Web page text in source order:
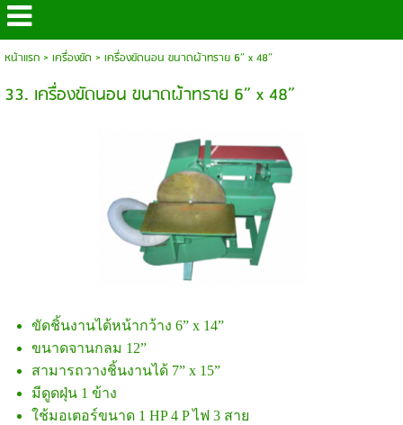
หน้าแรก> เครื่องขัด > เครื่องขัดนอน ขนาดผ้าทราย 6” x 48”
33. เครื่องขัดนอน ขนาดผ้าทราย 6” x 48”
ขัดชิ้นงานได้หน้ากว้าง 6” x 14”
ขนาดจานกลม 12”
สามารถวางชิ้นงานได้ 7” x 15”
มีดูดฝุ่น 1 ข้าง
ใช้มอเตอร์ขนาด 1 HP 4 P ไฟ 3 สาย